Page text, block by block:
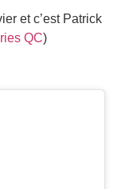
et c’est Patrick
QC)